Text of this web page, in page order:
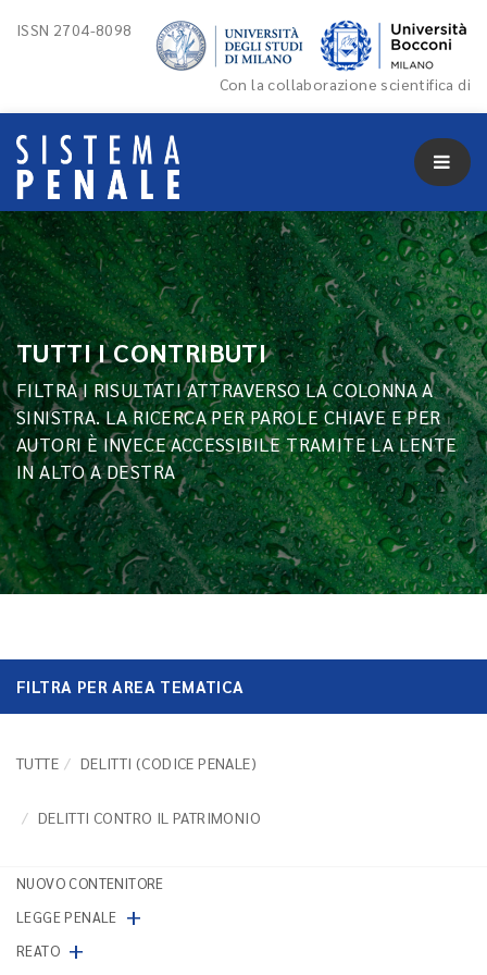
ISSN 2704-8098
Con la collaborazione scientifica di
TUTTI I CONTRIBUTI
FILTRA I RISULTATI ATTRAVERSO LA COLONNA A
SINISTRA. LA RICERCA PER PAROLE CHIAVE E PER
AUTORI È INVECE ACCESSIBILE TRAMITE LA LENTE
IN ALTO A DESTRA
FILTRA PER AREA TEMATICA
TUTTE DELITTI (CODICE PENALE)
DELITTI CONTRO IL PATRIMONIO
NUOVO CONTENITORE
LEGGE PENALE +
REATO +